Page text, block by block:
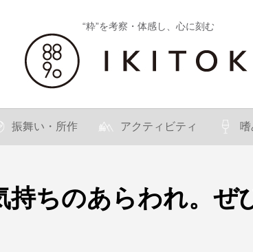
“粋”を考察・体感し、心に刻む
振舞い・所作 アクティビティ 嗜
持ちのあらわれ。ぜ